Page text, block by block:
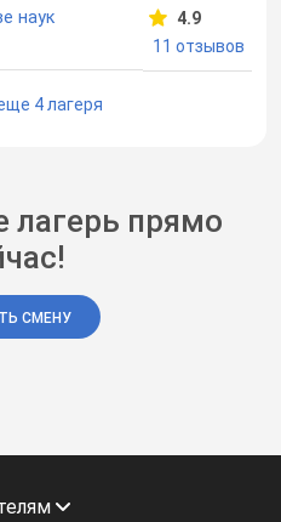
наук
4.9
11 отзывов
4 лагеря
лагерь прямо
СМЕНУ